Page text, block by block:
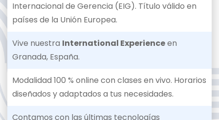
Internacional de Gerencia (EIG). Título válido en
países de la Unión Europea.
Vive nuestra International Experienceen
Granada, España.
Modalidad 100 % online con clases en vivo. Horarios
diseñados y adaptados a tus necesidades.
Contamos con las últimas tecnologías